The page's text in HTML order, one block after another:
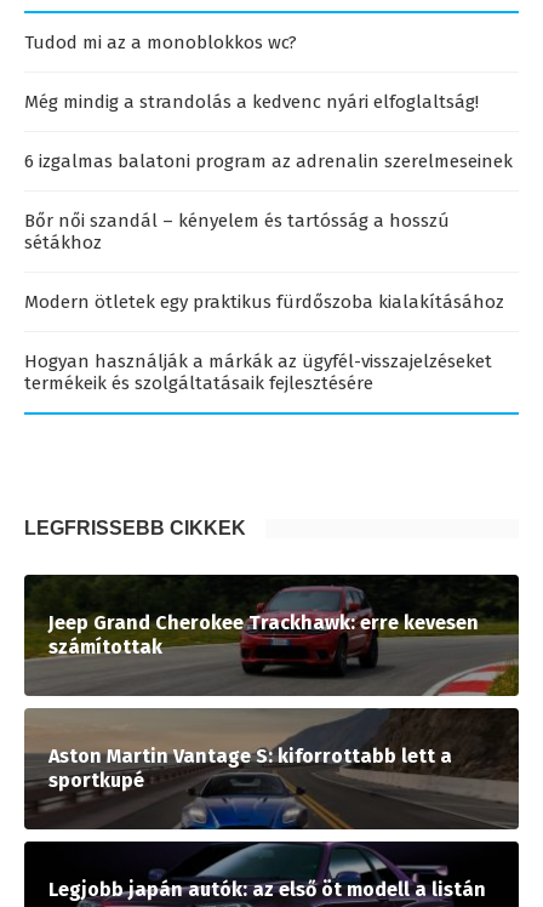
Tudod mi az a monoblokkos wc?
Még mindig a strandolás a kedvenc nyári elfoglaltság!
6 izgalmas balatoni program az adrenalin szerelmeseinek
Bőr női szandál – kényelem és tartósság a hosszú
sétákhoz
Modern ötletek egy praktikus fürdőszoba kialakításához
Hogyan használják a márkák az ügyfél-visszajelzéseket
termékeik és szolgáltatásaik fejlesztésére
LEGFRISSEBB CIKKEK
Jeep Grand Cherokee Trackhawk: erre kevesen
számítottak
Aston Martin Vantage S: kiforrottabb lett a
sportkupé
Legjobb japán autók: az első öt modell a listán